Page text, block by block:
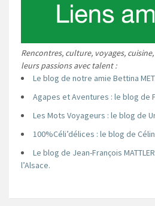
Rencontres, culture, voyages,
leurs passions avec talent :
Le blog de notre amie Bettina
Agapes et Aventures : le blog de
Les Mots Voyageurs : le blog de
100%Céli’délices : le blog de
Le blog de Jean-François
l’Alsace.